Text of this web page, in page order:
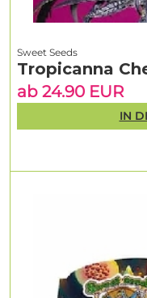
Sweet Seeds
Tropicanna
ab 24.90 EUR
IN